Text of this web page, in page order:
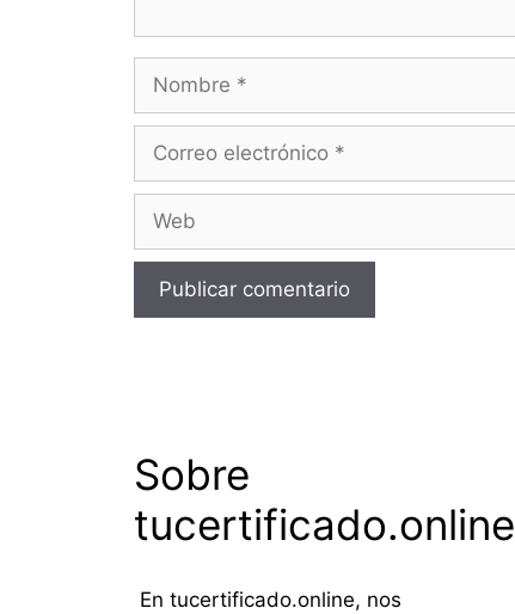
electrónico
Sobre
tucertificado.online
En tucertificado.online, nos